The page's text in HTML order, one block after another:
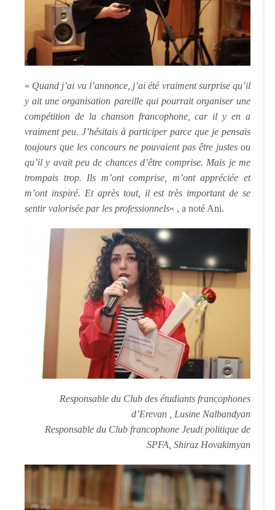
« Quand j’ai vu l’annonce, j’ai été vraiment surprise qu’il
y ait une organisation pareille qui pourrait organiser une
compétition de la chanson francophone, car il y en a
vraiment peu. J’hésitais à participer parce que je pensais
toujours que les concours ne pouvaient pas être justes ou
qu’il y avait peu de chances d’être comprise. Mais je me
trompais trop. Ils m’ont comprise, m’ont appréciée et
m’ont inspiré. Et après tout, il est très important de se
sentir valorisée par les professionnels« , a noté Ani.
Responsable du Club des étudiants francophones
d’Erevan , Lusine Nalbandyan
Responsable du Club francophone Jeudi politique de
SPFA, Shiraz Hovakimyan